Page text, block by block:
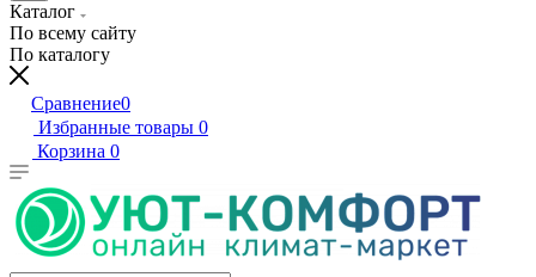
Каталог
По всему сайту
По каталогу
Сравнение0
Избранные товары 0
Корзина 0